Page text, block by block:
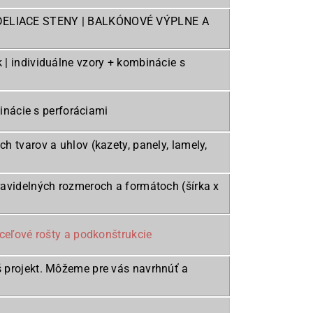
STENY | BALKÓNOVÉ VÝPLNE A
individuálne vzory + kombinácie s
s perforáciami
tvarov a uhlov (kazety, panely, lamely,
rozmeroch a formátoch (šírka x
rošty a podkonštrukcie
Môžeme pre vás navrhnúť a